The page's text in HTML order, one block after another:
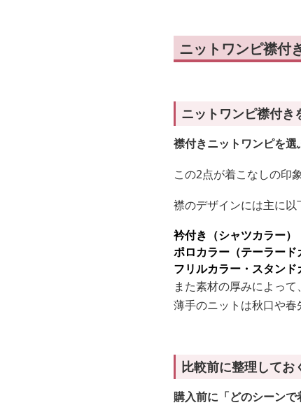
ニットワンピ襟付
ニットワンピ襟付き
襟付きニットワンピを選
この2点が着こなしの印
襟のデザインには主に以
衿付き（シャツカラー）
ポロカラー（テーラード
フリルカラー・スタンド
また素材の厚みによって
薄手のニットは秋口や春
比較前に整理してお
購入前に「どのシーンで